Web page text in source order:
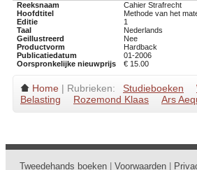
Reeksnaam
Cahier Strafrecht
Hoofdtitel
Methode van het
Editie
1
Taal
Nederlands
Geillustreerd
Nee
Productvorm
Hardback
Publicatiedatum
01-2006
Oorspronkelijke nieuwprijs
€ 15.00
Home | Rubrieken: Studieboeken
Belasting
Rozemond Klaas Ars
Tweedehands boeken Voorwaarden